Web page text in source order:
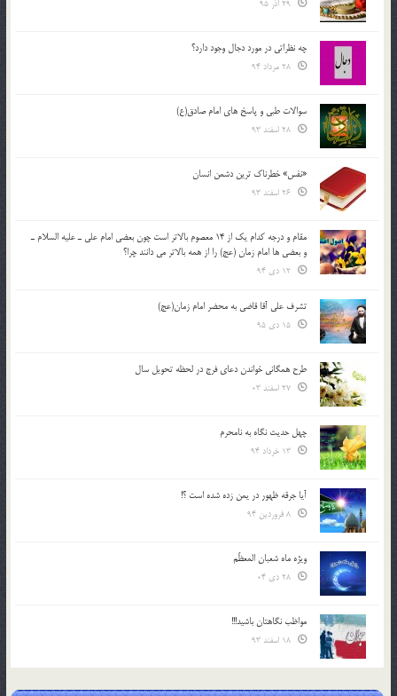
چه نظراتی در مورد دجال وجود دارد؟
سوالات طبی و پاسخ های امام صادق(ع)
«نفس» خطرناک ترین دشمن انسان
مقام و درجه كدام يك از 14 معصوم بالاتر است چون بعضي امام علي ـ عليه السلام ـ
و بعضي ها امام زمان (عج) را از همه بالاتر مي دانند چرا؟
تشرف علي آقا قاضي به محضر امام زمان(عج)
طرح همگانی خواندن دعای فرج در لحظه تحویل سال
چهل حدیث نگاه به نامحرم
آیا جرقه ظهور در یمن زده شده است ؟!
ویژه ماه شعبان المعظّم
مواظب نگاهتان باشید!!!